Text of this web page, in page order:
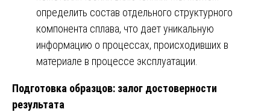
определить состав отдельного структурного
компонента сплава, что дает уникальную
информацию о процессах, происходивших в
материале в процессе эксплуатации.
Подготовка образцов: залог достоверности
результата